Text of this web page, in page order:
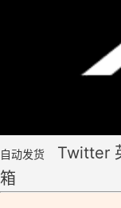
自动发货
Twitter
箱